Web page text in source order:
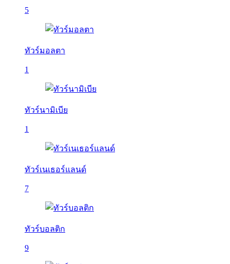
5
ทัวร์มอลตา
1
ทัวร์นามิเบีย
1
ทัวร์เนเธอร์แลนด์
7
ทัวร์บอลติก
9